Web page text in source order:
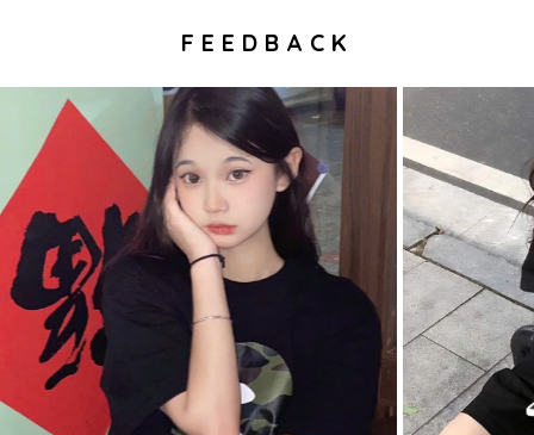
FEEDBACK